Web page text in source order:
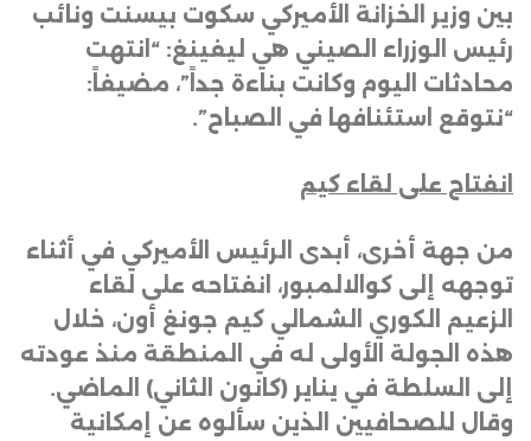
بين وزير الخزانة الأميركي سكوت بيسنت ونائب
رئيس الوزراء الصيني هي ليفينغ: “انتهت
محادثات اليوم وكانت بناءة جداً”، مضيفاً:
“نتوقع استئنافها في الصباح”.
انفتاح على لقاء كيم
من جهة أخرى، أبدى الرئيس الأميركي في أثناء
توجهه إلى كوالالمبور، انفتاحه على لقاء
الزعيم الكوري الشمالي كيم جونغ أون، خلال
هذه الجولة الأولى له في المنطقة منذ عودته
إلى السلطة في يناير (كانون الثاني) الماضي.
وقال للصحافيين الذين سألوه عن إمكانية